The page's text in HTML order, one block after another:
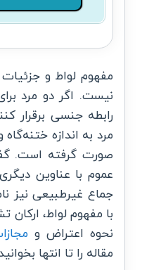
مفهوملواط و جزئیات
نیست. اگر دو مرد
رابطه جنسی برقرار
مرد به اندازه
صورت گرفته است.
عموم با عناوین
جماع غیرطبیعی نیز
با مفهوم لواط، ارکان
نحوه اعتراض و
مقاله را تا انتها